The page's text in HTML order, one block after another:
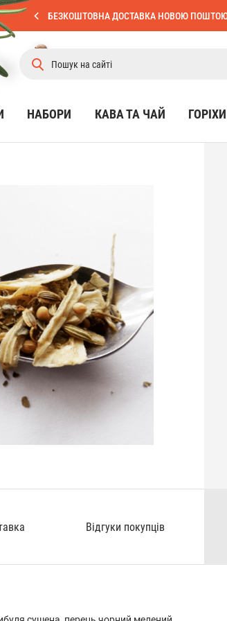
БЕЗКОШТОВНА ДОСТАВКА НОВОЮ ПОШТОЮ
НАБОРИ КАВА ТА ЧАЙ ГОРІХИ
Відгуки покупців